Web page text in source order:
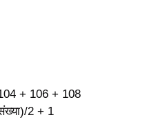
+ 106 + 108
2 + 1